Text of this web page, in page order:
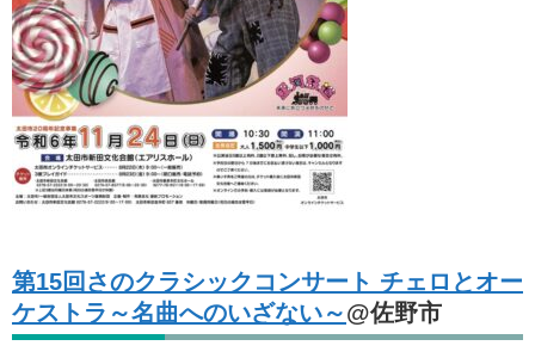
第15回さのクラシックコンサート チェロとオー
ケストラ～名曲へのいざない～@佐野市